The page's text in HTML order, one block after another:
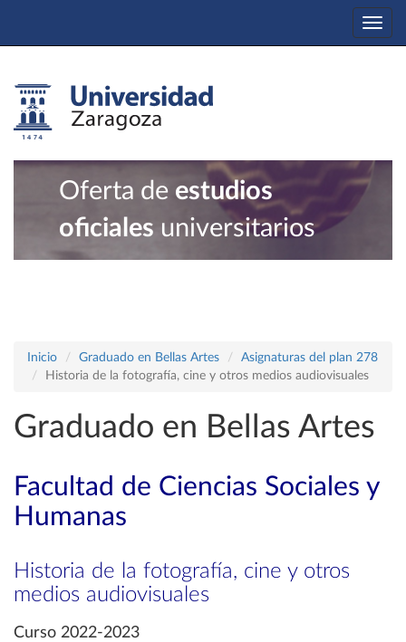
Oferta de estudios
oficiales universitarios
Inicio Graduado en Bellas Artes
Asignaturas del plan 278
Historia de la fotografía, cine y otros medios audiovisuales
Graduado en Bellas Artes
Facultad de Ciencias Sociales y
Humanas
Historia de la fotografía, cine y otros
medios audiovisuales
Curso 2022-2023